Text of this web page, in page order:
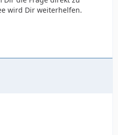
wird Dir weiterhelfen.